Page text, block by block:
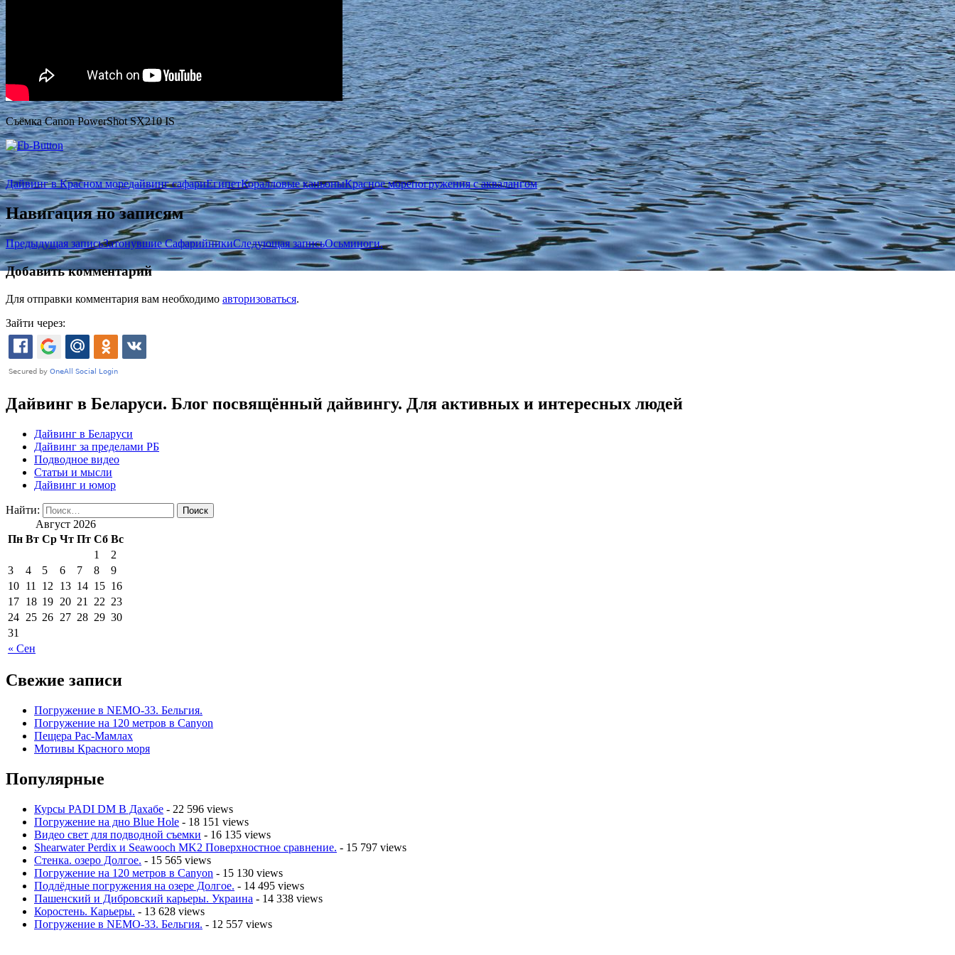
Съёмка Canon PowerShot SX210 IS
Дайвинг в Красном моредайвинг сафариЕгипетКоралловые каньоныКрасное морепогружения с аквалангом
Навигация по записям
Предыдущая записьЗатонувшие СафарийникиСледующая записьОсьминоги.
Добавить комментарий
Для отправки комментария вам необходимо авторизоваться.
Зайти через:
Дайвинг в Беларуси. Блог посвящённый дайвингу. Для активных и интересных людей
Дайвинг в Беларуси
Дайвинг за пределами РБ
Подводное видео
Статьи и мысли
Дайвинг и юмор
Найти:
Август 2026
Пн Вт Ср Чт Пт Сб Вс
« Сен
1
2
3
4 5 6 7 8
9
10 11 12 13 14 15 16
17 18 19 20 21 22 23
24 25 26 27 28 29 30
31
Свежие записи
Погружение в NEMO-33. Бельгия.
Погружение на 120 метров в Canyon
Пещера Рас-Мамлах
Мотивы Красного моря
Популярные
Курсы PADI DM В Дахабе - 22 596 views
Погружение на дно Blue Hole - 18 151 views
Видео свет для подводной съемки - 16 135 views
Shearwater Perdix и Seawooch MK2 Поверхностное сравнение. - 15 797 views
Стенка. озеро Долгое. - 15 565 views
Погружение на 120 метров в Canyon - 15 130 views
Подлёдные погружения на озере Долгое. - 14 495 views
Пашенский и Дибровский карьеры. Украина - 14 338 views
Коростень. Карьеры. - 13 628 views
Погружение в NEMO-33. Бельгия. - 12 557 views